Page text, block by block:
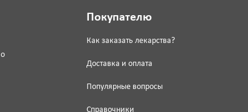
Покупателю
Как заказать лекарства?
Доставка и оплата
Популярные вопросы
Справочники